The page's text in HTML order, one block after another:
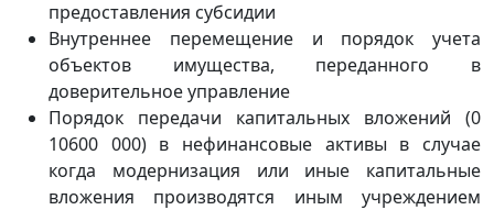
предоставления субсидии
Внутреннее перемещение и порядок учета
объектов имущества, переданного в
доверительное управление
Порядок передачи капитальных вложений (0
10600 000) в нефинансовые активы в случае
когда модернизация или иные капитальные
вложения производятся иным учреждением